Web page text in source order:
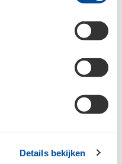
Details bekijken